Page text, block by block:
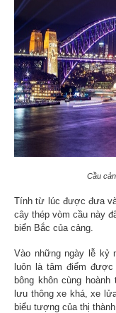
Cầu
Tính từ lúc được đưa
cây thép vòm cầu này
biển Bắc của cảng.
Vào những ngày lễ kỷ
luôn là tâm điểm
bông khôn cùng
lưu thông xe khá, xe
biểu tượng của thị